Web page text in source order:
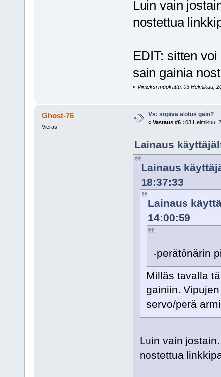
Luin vain
nostettua
EDIT: sitten
sain gainia
« Viimeksi muokattu: 03 Helmikuu,
Ghost-76
Vieras
Vs: sopiva alotus gain?
« Vastaus #6 : 03 Helmikuu,
Lainaus
Lainaus
18:37:33
Lainaus
14:00:59
-perätönärin
Milläs tavalla
gainiin.
servo/perä
Luin vain
nostettua